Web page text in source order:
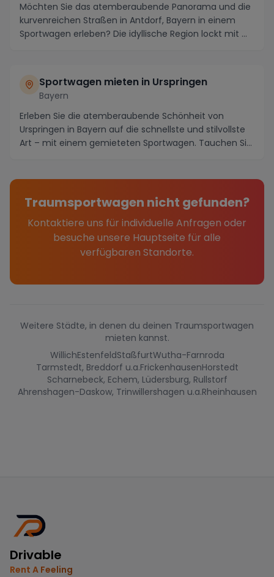
Möchten Sie das atemberaubende Panorama und die
kurvenreichen Straßen in Antdorf, Bayern in einem
Sportwagen erleben? Die idyllische Region lockt mit ...
Sportwagen mieten in Urspringen
Bayern
Erleben Sie die atemberaubende Schönheit von
Urspringen in Bayern auf die schnellste und stilvollste
Art – mit einem gemieteten Sportwagen. Tauchen Si...
Traumsportwagen nicht gefunden?
Kontaktiere uns für individuelle Anfragen oder
besuche unsere Hauptseite für alle
verfügbaren Standorte.
Weitere Städte, in denen du deinen Traumsportwagen
mieten kannst.
WillichEstenfeldStaßfurtWutha-Farnroda
Tarmstedt, Breddorf u.a.FrickenhausenHorstedt
Scharnebeck, Echem, Lüdersburg, Rullstorf
Ahrenshagen-Daskow, Trinwillershagen u.a.Rheinhausen
Drivable
Rent A Feeling